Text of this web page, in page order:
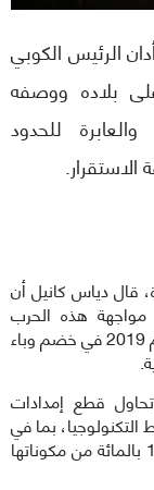
أدان الرئيس الكوبي
بلاده ووصفه
للحدود
قال دياس كانيل أن
هذه الحرب
الاقتصادية الشرسة التي تصاعدت وتيرتها منذ عام 2019 في خضم وباء
قطع إمدادات
بما في
ذلك المعدات الطبية التي تحتوي على أكثر من 10 بالمائة من مكوناتها